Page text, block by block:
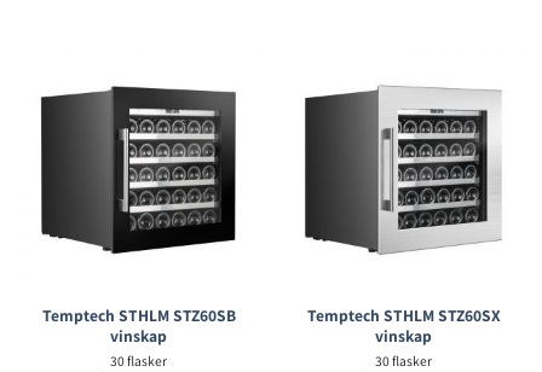
Temptech STHLM STZ60SB
vinskap
30 flasker
Temptech STHLM STZ60SX
vinskap
30 flasker